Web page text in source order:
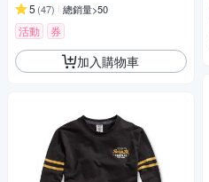
5 (47) 總銷量>50
活動 券
加入購物車